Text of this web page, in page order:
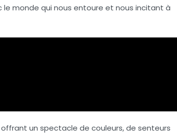
monde qui nous entoure et nous incitant à
un spectacle de couleurs, de senteurs